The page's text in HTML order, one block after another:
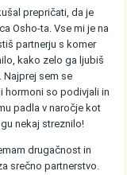
prepričati, da je
Osho-ta. Vse mi je na
partnerju s komer
kako zelo ga ljubiš
Najprej sem se
hormoni so podivjali in
padla v naročje kot
nekaj streznilo!
drugačnost in
srečno partnerstvo.